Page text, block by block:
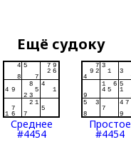
Ещё судоку
Среднее
#4454
Простое
#4454